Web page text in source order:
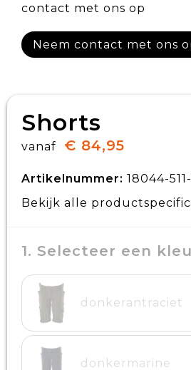
contact met ons op
Neem contact met ons
Shorts
vanaf € 84,95
Artikelnummer: 18044-
Bekijk alle
1. Selecteer een
donkerantraciet
donkermarine